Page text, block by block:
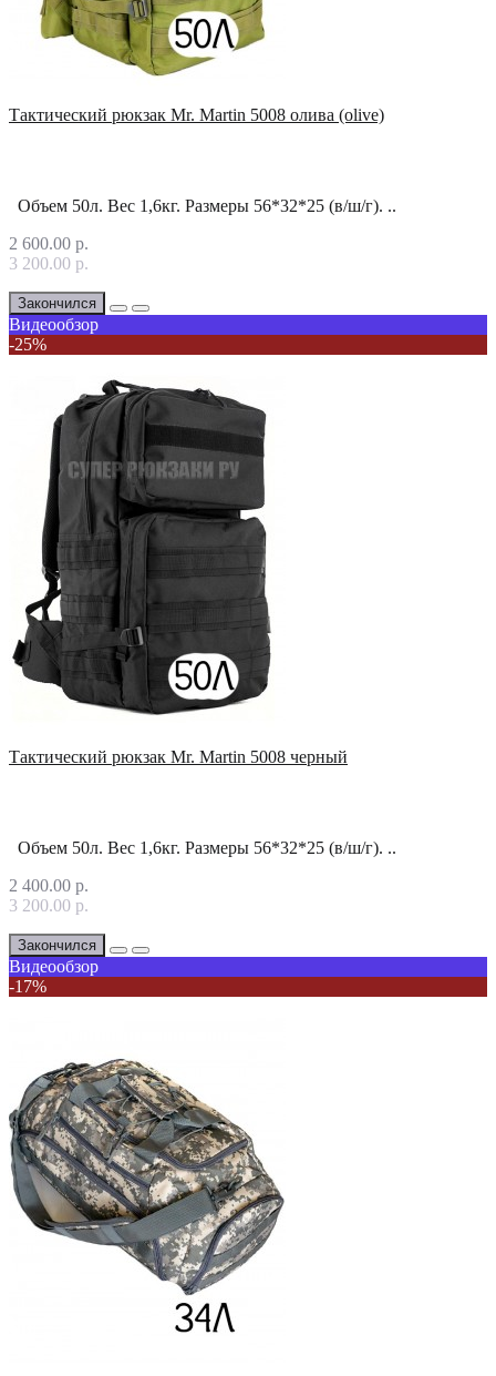
Тактический рюкзак Mr. Martin 5008 олива (olive)
Объем 50л. Вес 1,6кг. Размеры 56*32*25 (в/ш/г). ..
2 600.00 р.
3 200.00 р.
Закончился
Видеообзор
-25%
Тактический рюкзак Mr. Martin 5008 черный
Объем 50л. Вес 1,6кг. Размеры 56*32*25 (в/ш/г). ..
2 400.00 р.
3 200.00 р.
Закончился
Видеообзор
-17%